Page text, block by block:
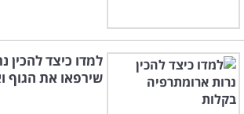
למדו כיצד להכין
שירפאו את הגוף